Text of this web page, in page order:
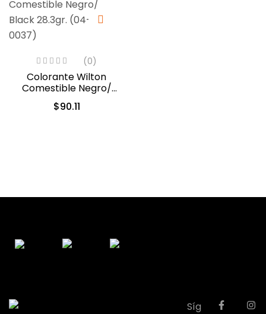
(0)
Colorante Wilton
Comestible Negro/
Black 28.3gr. (04-0-
0037)
$90.11
Síg